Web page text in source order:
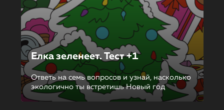
Елка зеленеет. Тест +1
Ответь на семь вопросов и узнай, насколько
экологично ты встретишь Новый год